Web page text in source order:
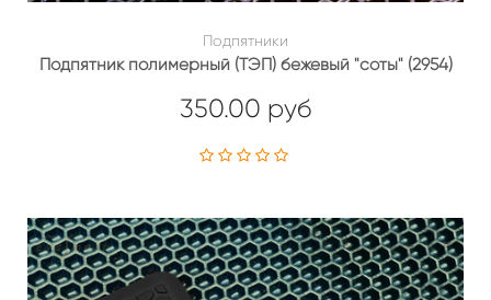
Подпятники
Подпятник полимерный (ТЭП) бежевый "соты" (2954)
350.00 руб